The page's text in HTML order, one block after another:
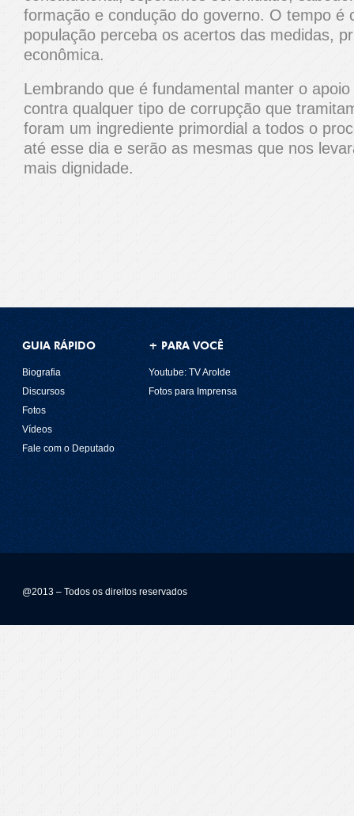
formação e condução do governo. O tempo é
população perceba os acertos das medidas,
econômica.
Lembrando que é fundamental manter o
contra qualquer tipo de corrupção que
foram um ingrediente primordial a todos o
até esse dia e serão as mesmas que nos
mais dignidade.
GUIA RÁPIDO
Biografia
Discursos
Fotos
Vídeos
Fale com o Deputado
+ PARA VOCÊ
Youtube: TV Arolde
Fotos para Imprensa
@2013 – Todos os direitos reservados